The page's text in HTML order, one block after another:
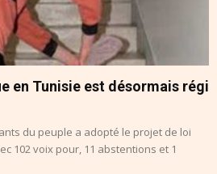
en Tunisie est désormais régi
du peuple a adopté le projet de loi
102 voix pour, 11 abstentions et 1